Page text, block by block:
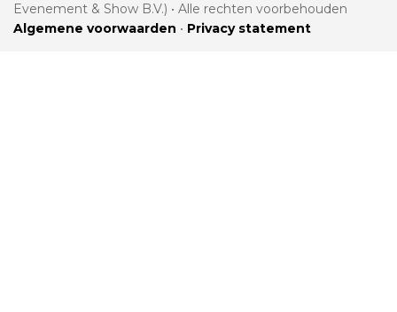
Evenement & Show B.V.) • Alle rechten voorbehouden
Algemene voorwaarden • Privacy statement